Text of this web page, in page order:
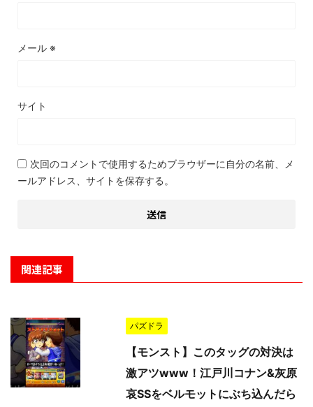
メール ※
サイト
次回のコメントで使用するためブラウザーに自分の名前、メ
ールアドレス、サイトを保存する。
関連記事
パズドラ
【モンスト】このタッグの対決は
激アツwww！江戸川コナン&灰原
哀SSをベルモットにぶち込んだら